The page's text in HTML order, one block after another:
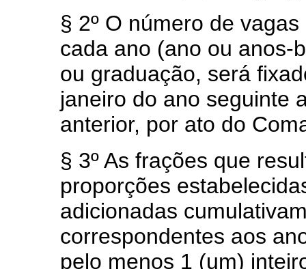
§ 2º O número de
cada ano (ano ou anos-
ou graduação, será
janeiro do ano seguinte
anterior, por ato do
§ 3º As frações que
proporções
adicionadas
correspondentes aos
pelo menos 1 (um)